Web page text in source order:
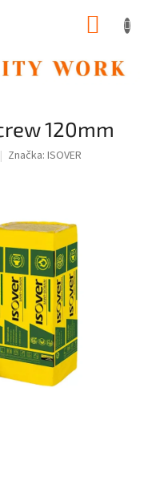
120mm
Značka: ISOVER